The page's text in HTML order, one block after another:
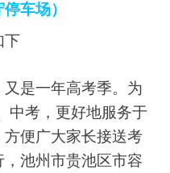
车场）
下
是一年高考季。为
中考，更好地服务于
便广大家长接送考
池州市贵池区市容